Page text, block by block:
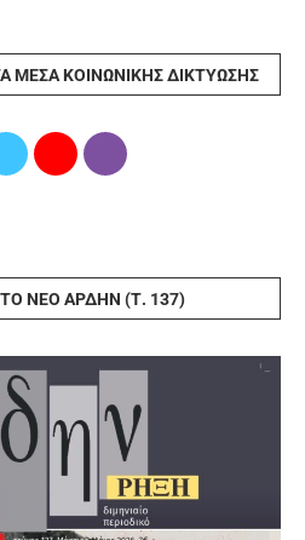
ΜΈΣΑ ΚΟΙΝΩΝΙΚΉΣ ΔΙΚΤΎΩΣΗΣ
ΝΈΟ ΆΡΔΗΝ (Τ. 137)